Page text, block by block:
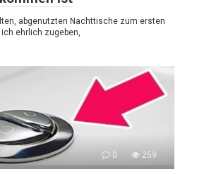
abgenutzten Nachttische zum ersten
ehrlich zugeben,
0 259